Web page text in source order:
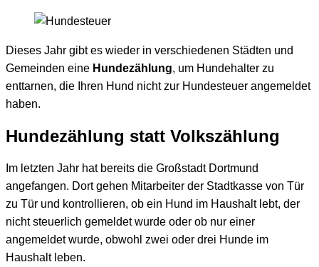
Dieses Jahr gibt es wieder in verschiedenen Städten und
Gemeinden eine Hundezählung, um Hundehalter zu
enttarnen, die Ihren Hund nicht zur Hundesteuer angemeldet
haben.
Hundezählung statt Volkszählung
Im letzten Jahr hat bereits die Großstadt Dortmund
angefangen. Dort gehen Mitarbeiter der Stadtkasse von Tür
zu Tür und kontrollieren, ob ein Hund im Haushalt lebt, der
nicht steuerlich gemeldet wurde oder ob nur einer
angemeldet wurde, obwohl zwei oder drei Hunde im
Haushalt leben.